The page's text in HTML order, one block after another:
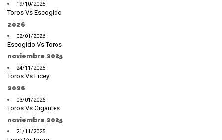
19/10/2025
Toros Vs Escogido
2026
02/01/2026
Escogido Vs Toros
noviembre 2025
24/11/2025
Toros Vs Licey
2026
03/01/2026
Toros Vs Gigantes
noviembre 2025
21/11/2025